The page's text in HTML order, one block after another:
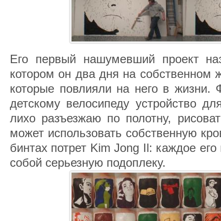
Его первый нашумевший проект
котором он два дня на собственном
которые повлияли на него в жизни.
детскому велосипеду устройство
лихо разъезжаю по полотну,
может использовать собственную
бинтах потрет Kim Jong Il: каждое
собой серьезную подоплеку.